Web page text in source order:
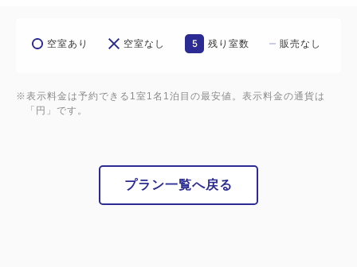
空室あり 空室なし 5 残り室数 販売なし
※表示料金は予約できる1室1名1泊目の最安値。表示料金の通貨は
「円」です。
プラン一覧へ戻る